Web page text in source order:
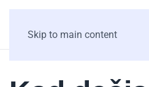
Skip to main content